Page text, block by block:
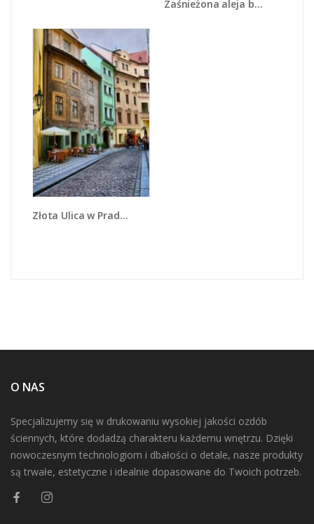
Zaśnieżona aleja bostońska - AM317
Złota Ulica w Pradze - AM524
O NAS
Specjalizujemy się w drukowaniu wysokiej jakości ozdób
ściennych, które dodadzą charakteru każdemu wnętrzu. Dzięki
nowoczesnym technologiom i dbałości o detale, nasze produkty
są trwałe, estetyczne i idealnie dopasowane do Twoich potrzeb.